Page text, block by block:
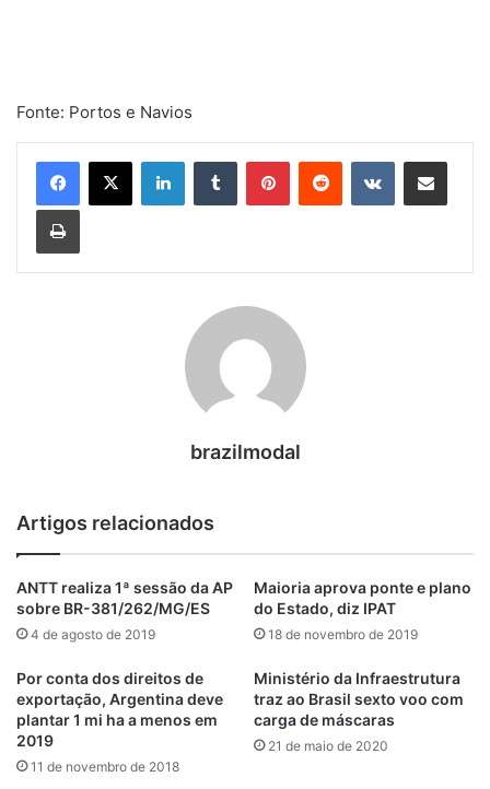
Fonte: Portos e Navios
LinkedinTumblr PinterestReddit VK Compartilhar via e-mail
Imprimir
brazilmodal
Artigos relacionados
ANTT realiza 1ª sessão da AP
sobre BR-381/262/MG/ES
4 de agosto de 2019
Maioria aprova ponte e plano
do Estado, diz IPAT
18 de novembro de 2019
Por conta dos direitos de
exportação, Argentina deve
plantar 1 mi ha a menos em
2019
11 de novembro de 2018
Ministério da Infraestrutura
traz ao Brasil sexto voo com
carga de máscaras
21 de maio de 2020